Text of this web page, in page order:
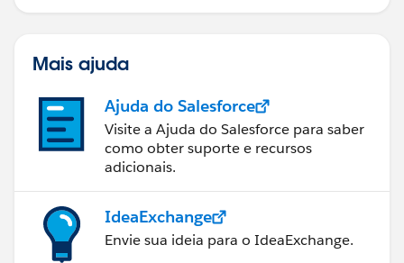
Mais ajuda
Ajuda do Salesforce
Visite a Ajuda do Salesforce para saber
como obter suporte e recursos
adicionais.
IdeaExchange
Envie sua ideia para o IdeaExchange.